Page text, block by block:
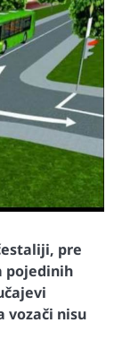
pre
pojedinih
vozači nisu